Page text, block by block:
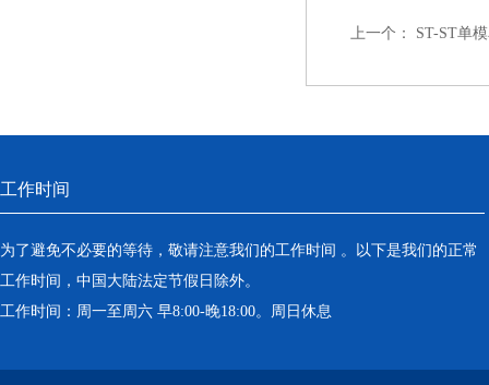
上一个： ST-ST单
工作时间
为了避免不必要的等待，敬请注意我们的工作时间 。以下是我们的正常
工作时间，中国大陆法定节假日除外。
工作时间：周一至周六 早8:00-晚18:00。周日休息